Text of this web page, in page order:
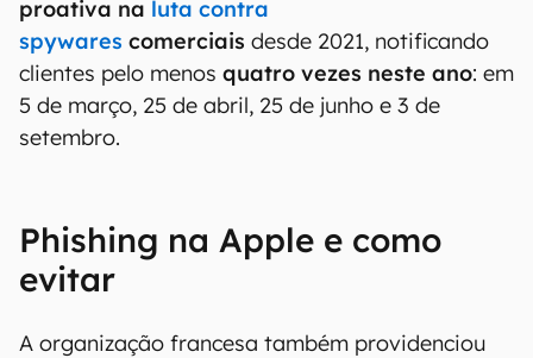
proativa na luta contra
spywares comerciais desde 2021, notificando
clientes pelo menos quatro vezes neste ano: em
5 de março, 25 de abril, 25 de junho e 3 de
setembro.
Phishing na Apple e como
evitar
A organização francesa também providenciou